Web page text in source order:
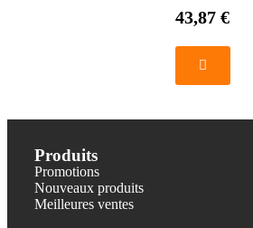
43,87 €
Produits
Promotions
Nouveaux produits
Meilleures ventes